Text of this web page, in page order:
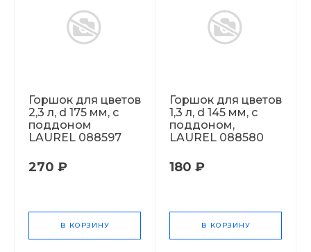
Горшок для цветов
2,3 л, d 175 мм, с
поддоном
LAUREL 088597
270 ₽
В КОРЗИНУ
Горшок для цветов
1,3 л, d 145 мм, с
поддоном,
LAUREL 088580
180 ₽
В КОРЗИНУ